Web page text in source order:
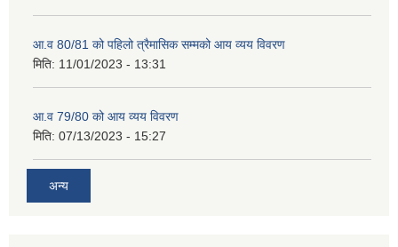
आ.व 80/81 को पहिलो त्रैमासिक सम्मको आय व्यय विवरण
मिति: 11/01/2023 - 13:31
आ.व 79/80 को आय व्यय विवरण
मिति: 07/13/2023 - 15:27
अन्य